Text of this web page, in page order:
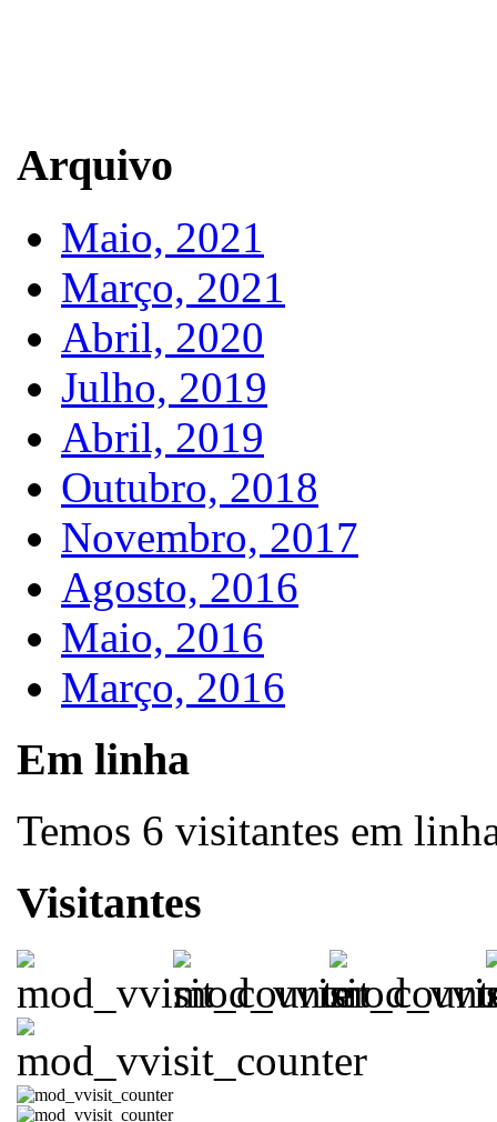
Arquivo
Maio, 2021
Março, 2021
Abril, 2020
Julho, 2019
Abril, 2019
Outubro, 2018
Novembro, 2017
Agosto, 2016
Maio, 2016
Março, 2016
Em linha
Temos 6 visitantes em
Visitantes